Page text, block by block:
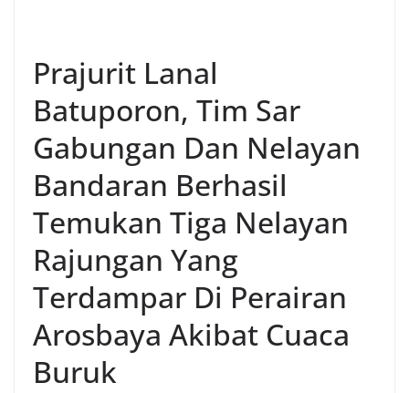
Prajurit Lanal
Batuporon, Tim Sar
Gabungan Dan Nelayan
Bandaran Berhasil
Temukan Tiga Nelayan
Rajungan Yang
Terdampar Di Perairan
Arosbaya Akibat Cuaca
Buruk